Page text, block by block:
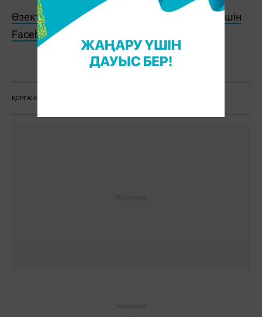
Өзекті жаңалықтарды өз уақытында оқу үшін
Facebook парақшамызға жазылыңыз!
Ж. Қадыржанова
ҚОРҒАНЫС МИНИСТРЛІГІ